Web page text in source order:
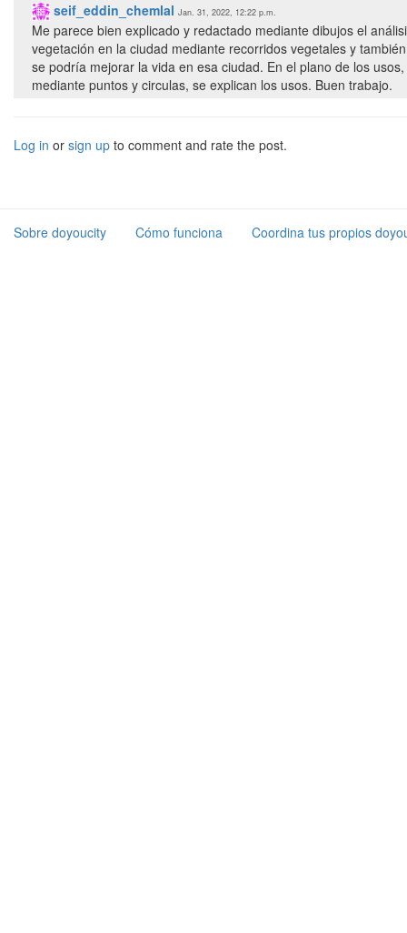
seif_eddin_chemlal Jan. 31, 2022, 12:22 p.m.
Me parece bien explicado y redactado mediante dibujos el
vegetación en la ciudad mediante recorridos vegetales y
se podría mejorar la vida en esa ciudad. En el plano de los
mediante puntos y circulas, se explican los usos. Buen trabajo.
Log in or sign up to comment and rate the post.
Sobre doyoucity Cómo funciona Coordina tus propios